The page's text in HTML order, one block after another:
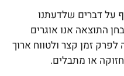
על דברים שלדעתנו
התוצאה אנו אוגרים
זמן קצר ולטווח ארוך
או מתבלים.